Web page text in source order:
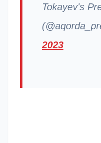
Tokayev's
2023